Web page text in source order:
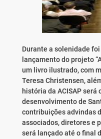
Durante a solenidade
lançamento do projeto
um livro ilustrado, com
Teresa Christensen,
história da ACISAP
desenvolvimento de
contribuições advindas
associados, diretores e
será lançado até o final